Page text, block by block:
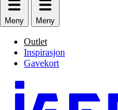
Meny Meny
Outlet
Inspirasjon
Gavekort